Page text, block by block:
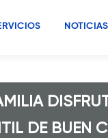
NOTICIAS
DE BUEN